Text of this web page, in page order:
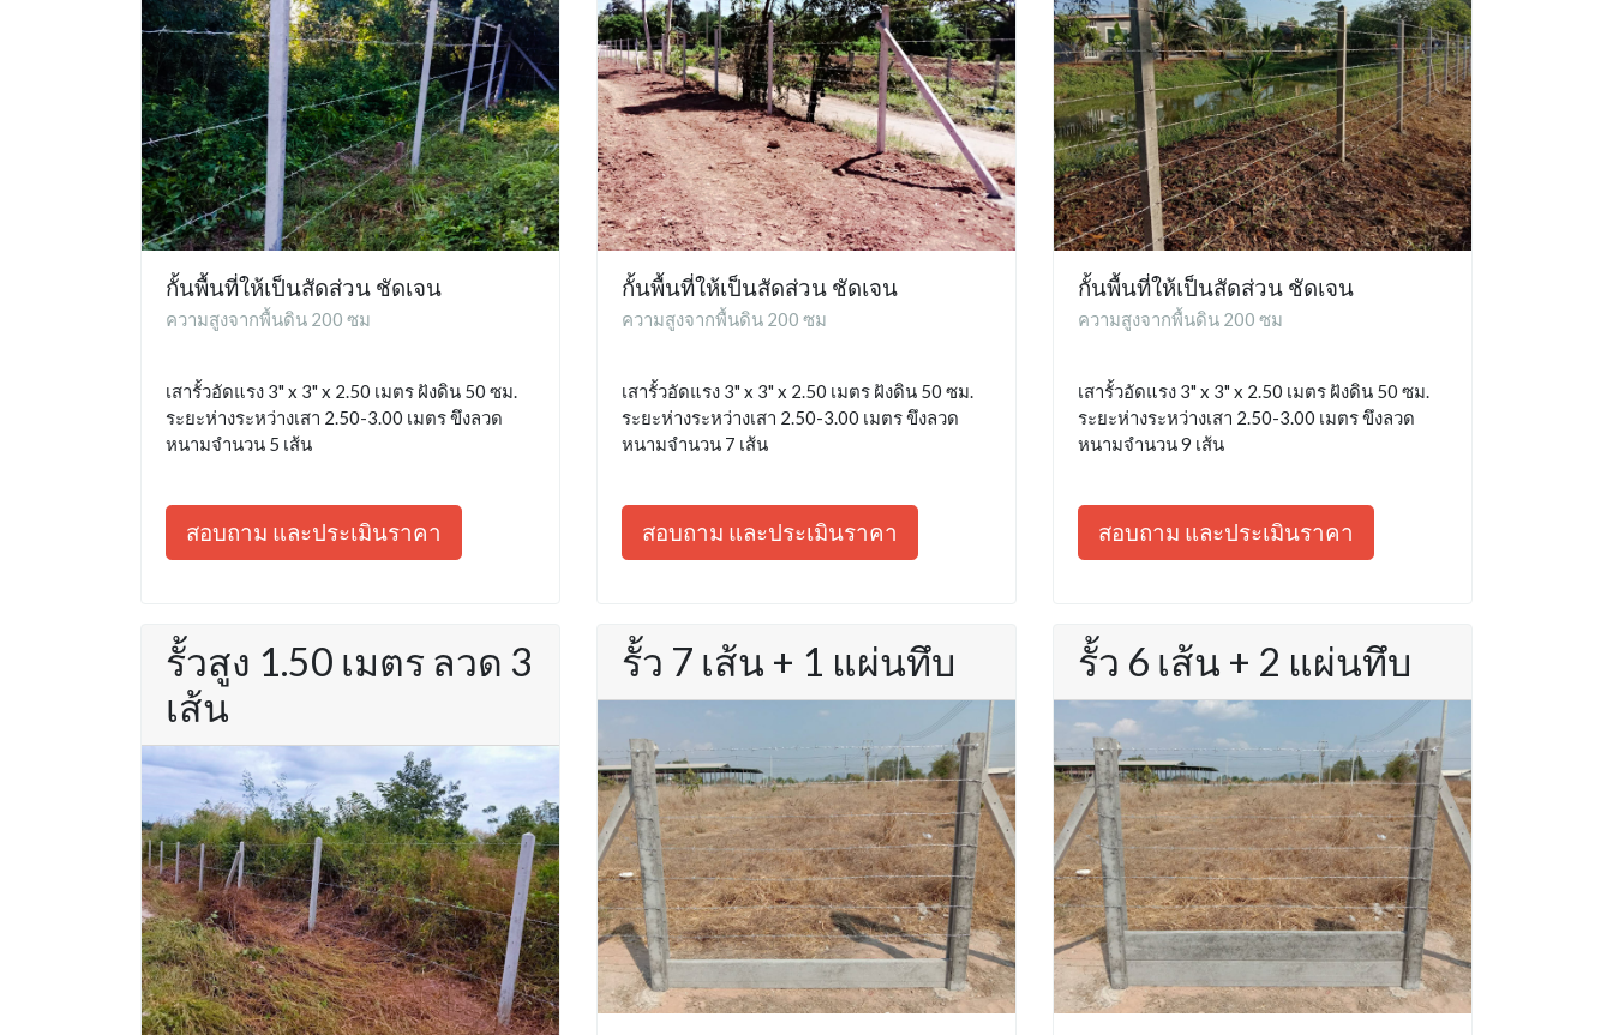
กั้นพื้นที่ให้เป็นสัดส่วน ชัดเจน
ความสูงจากพื้นดิน 200 ซม
เสารั้วอัดแรง 3" x 3" x 2.50 เมตร ฝังดิน 50 ซม.
ระยะห่างระหว่างเสา 2.50-3.00 เมตร ขึงลวด
หนามจำนวน 5 เส้น
สอบถาม และประเมินราคา
กั้นพื้นที่ให้เป็นสัดส่วน ชัดเจน
ความสูงจากพื้นดิน 200 ซม
เสารั้วอัดแรง 3" x 3" x 2.50 เมตร ฝังดิน 50 ซม.
ระยะห่างระหว่างเสา 2.50-3.00 เมตร ขึงลวด
หนามจำนวน 7 เส้น
สอบถาม และประเมินราคา
กั้นพื้นที่ให้เป็นสัดส่วน ชัดเจน
ความสูงจากพื้นดิน 200 ซม
เสารั้วอัดแรง 3" x 3" x 2.50 เมตร ฝังดิน 50 ซม.
ระยะห่างระหว่างเสา 2.50-3.00 เมตร ขึงลวด
หนามจำนวน 9 เส้น
สอบถาม และประเมินราคา
รั้วสูง 1.50 เมตร ลวด 3
เส้น
รั้ว 7 เส้น + 1 แผ่นทึบ รั้ว 6 เส้น + 2 แผ่นทึบ